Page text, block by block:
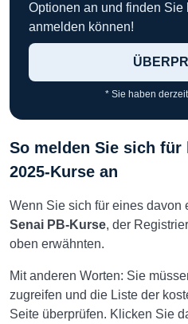
Optionen an und finden Sie
anmelden können!
* Sie haben
So melden Sie sich für
2025-Kurse an
Wenn Sie sich für eines davon
Senai PB-Kurse, der
oben erwähnten.
Mit anderen Worten: Sie
zugreifen und die Liste der
Seite überprüfen. Klicken Sie